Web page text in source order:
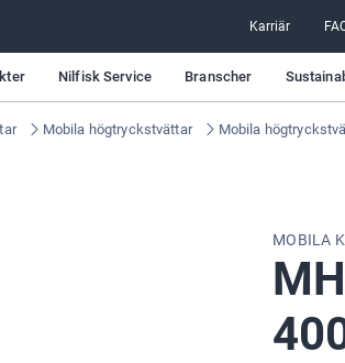
Karriär
Nilfisk Service Branscher
Mobila högtryckstvättar Mobila
MOBILA